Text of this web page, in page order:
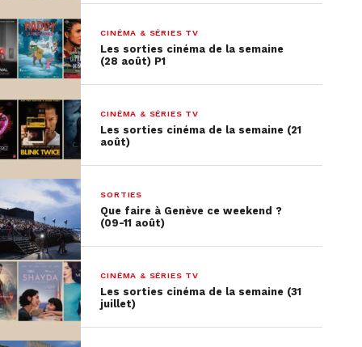
CINÉMA & SÉRIES TV
Les sorties cinéma de la semaine
(28 août) P1
CINÉMA & SÉRIES TV
Les sorties cinéma de la semaine (21
août)
SORTIES
Que faire à Genève ce weekend ?
(09-11 août)
CINÉMA & SÉRIES TV
Les sorties cinéma de la semaine (31
juillet)